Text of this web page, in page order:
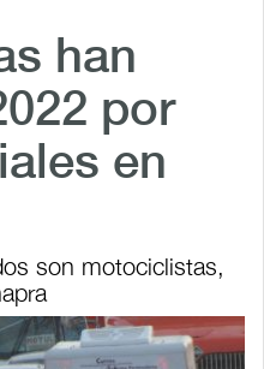
han
por
en
son motociclistas,